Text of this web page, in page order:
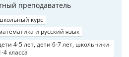
преподаватель
курс
и русский язык
4-5 лет, дети 6-7 лет, школьники
4 класса